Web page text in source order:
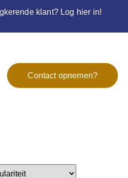
klant? Log hier in!
Contact opnemen?